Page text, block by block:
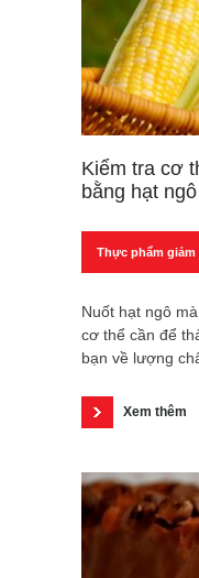
Kiểm tra cơ
bằng hạt ngô
Thực phẩm giảm
Nuốt hạt ngô
cơ thể cần để
bạn về lượng
Xem thêm